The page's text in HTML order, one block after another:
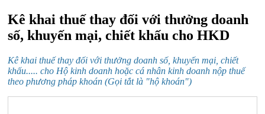
Kê khai thuế thay đối với thưởng doanh
số, khuyến mại, chiết khấu cho HKD
Kê khai thuế thay đối với thưởng doanh số, khuyến mại, chiết
khấu..... cho Hộ kinh doanh hoặc cá nhân kinh doanh nộp thuế
theo phương pháp khoán (Gọi tắt là "hộ khoán")